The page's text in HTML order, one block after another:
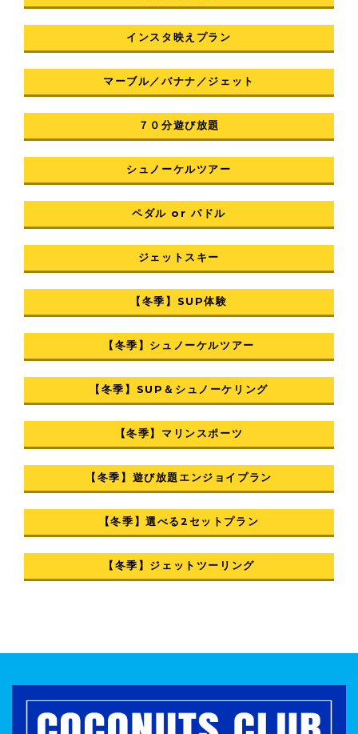
インスタ映えプラン
マーブル／バナナ／ジェット
７０分遊び放題
シュノーケルツアー
ペダル or パドル
ジェットスキー
【冬季】SUP体験
【冬季】シュノーケルツアー
【冬季】SUP＆シュノーケリング
【冬季】マリンスポーツ
【冬季】遊び放題エンジョイプラン
【冬季】選べる2セットプラン
【冬季】ジェットツーリング